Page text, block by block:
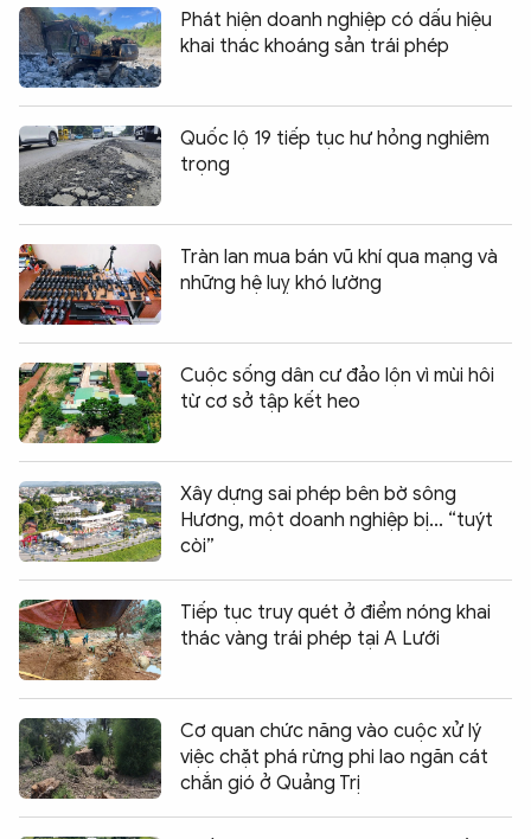
Phát hiện doanh nghiệp có dấu hiệu
khai thác khoáng sản trái phép
Quốc lộ 19 tiếp tục hư hỏng nghiêm
trọng
Tràn lan mua bán vũ khí qua mạng và
những hệ luỵ khó lường
Cuộc sống dân cư đảo lộn vì mùi hôi
từ cơ sở tập kết heo
Xây dựng sai phép bên bờ sông
Hương, một doanh nghiệp bị... “tuýt
còi”
Tiếp tục truy quét ở điểm nóng khai
thác vàng trái phép tại A Lưới
Cơ quan chức năng vào cuộc xử lý
việc chặt phá rừng phi lao ngăn cát
chắn gió ở Quảng Trị